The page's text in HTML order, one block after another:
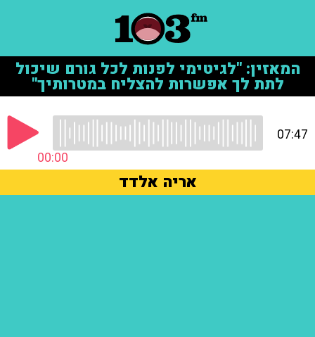
המאזין: "לגיטימי לפנות לכל גורם שיכול
לתת לך אפשרות להצליח במטרותיך"
00:00
07:47
אריה אלדד